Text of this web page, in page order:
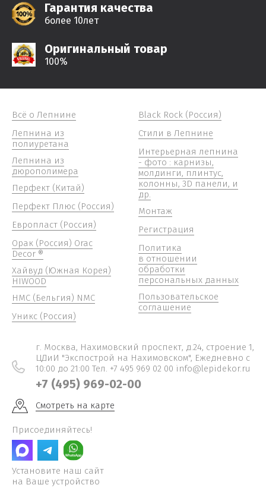
Гарантия качества
более 10лет
Оригинальный товар
100%
Всё о Лепнине
Лепнина из
полиуретана
Лепнина из
дюрополимера
Перфект (Китай)
Перфект Плюс (Россия)
Европласт (Россия)
Орак (Россия) Orac
Decor ®
Хайвуд (Южная Корея)
HIWOOD
НМС (Бельгия) NMC
Уникс (Россия)
Black Rock (Россия)
Стили в Лепнине
Интерьерная лепнина
- фото : карнизы,
молдинги, плинтус,
колонны, 3D панели, и
др.
Монтаж
Регистрация
Политика
в отношении
обработки
персональных данных
Пользовательское
соглашение
г. Москва, Нахимовский проспект, д.24, строение 1,
ЦДиИ "Экспострой на Нахимовском", Ежедневно c
10:00 до 21:00 Тел. +7 495 969 02 00 info@lepidekor.ru
+7 (495) 969-02-00
Смотреть на карте
Присоединяйтесь!
Установите наш сайт
на Ваше устройство